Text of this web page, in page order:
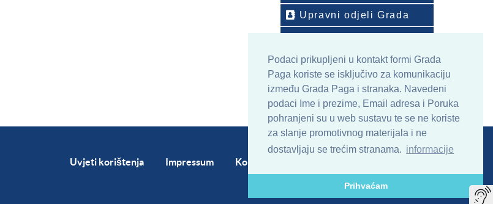
Podaci prikupljeni u kontakt formi Grada
Paga koriste se isključivo za komunikaciju
između Grada Paga i stranaka. Navedeni
podaci Ime i prezime, Email adresa i Poruka
pohranjeni su u web sustavu te se ne koriste
za slanje promotivnog materijala i ne
dostavljaju se trećim stranama. informacije
Prihvaćam
Upravni odjeli Grada
ONLINE arhiv sadržaja
Uvjeti korištenja Impressum Kontakt